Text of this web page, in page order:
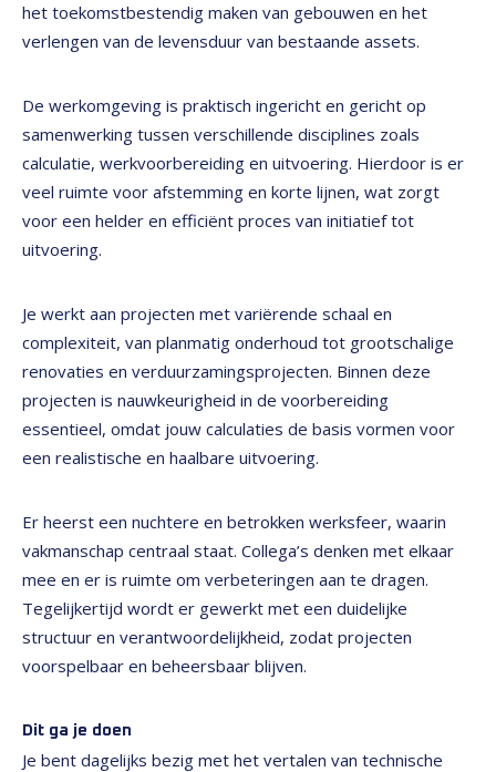
het toekomstbestendig maken van gebouwen en het
verlengen van de levensduur van bestaande assets.
De werkomgeving is praktisch ingericht en gericht op
samenwerking tussen verschillende disciplines zoals
calculatie, werkvoorbereiding en uitvoering. Hierdoor is er
veel ruimte voor afstemming en korte lijnen, wat zorgt
voor een helder en efficiënt proces van initiatief tot
uitvoering.
Je werkt aan projecten met variërende schaal en
complexiteit, van planmatig onderhoud tot grootschalige
renovaties en verduurzamingsprojecten. Binnen deze
projecten is nauwkeurigheid in de voorbereiding
essentieel, omdat jouw calculaties de basis vormen voor
een realistische en haalbare uitvoering.
Er heerst een nuchtere en betrokken werksfeer, waarin
vakmanschap centraal staat. Collega’s denken met elkaar
mee en er is ruimte om verbeteringen aan te dragen.
Tegelijkertijd wordt er gewerkt met een duidelijke
structuur en verantwoordelijkheid, zodat projecten
voorspelbaar en beheersbaar blijven.
Dit ga je doen
Je bent dagelijks bezig met het vertalen van technische